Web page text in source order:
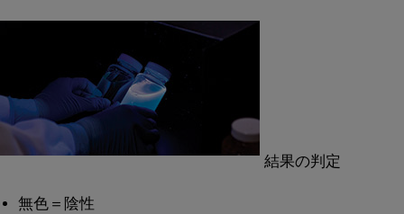
結果の判定
無色＝陰性